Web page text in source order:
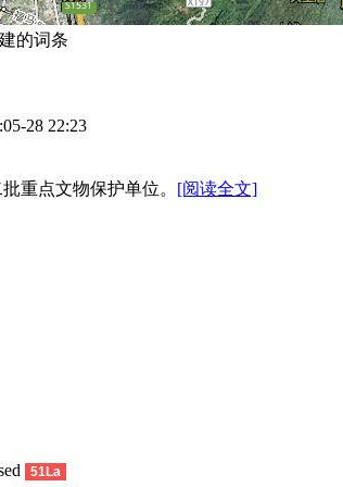
的词条
05-28 22:23
重点文物保护单位。 [阅读全文]
51La